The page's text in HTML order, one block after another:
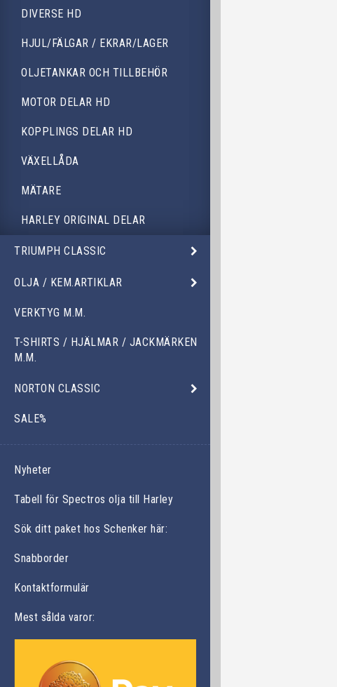
DIVERSE HD
HJUL/FÄLGAR / EKRAR/LAGER
OLJETANKAR OCH TILLBEHÖR
MOTOR DELAR HD
KOPPLINGS DELAR HD
VÄXELLÅDA
MÄTARE
HARLEY ORIGINAL DELAR
TRIUMPH CLASSIC
OLJA / KEM.ARTIKLAR
VERKTYG M.M.
T-SHIRTS / HJÄLMAR / JACKMÄRKEN
M.M.
NORTON CLASSIC
SALE%
Nyheter
Tabell för Spectros olja till Harley
Sök ditt paket hos Schenker här:
Snabborder
Kontaktformulär
Mest sålda varor: